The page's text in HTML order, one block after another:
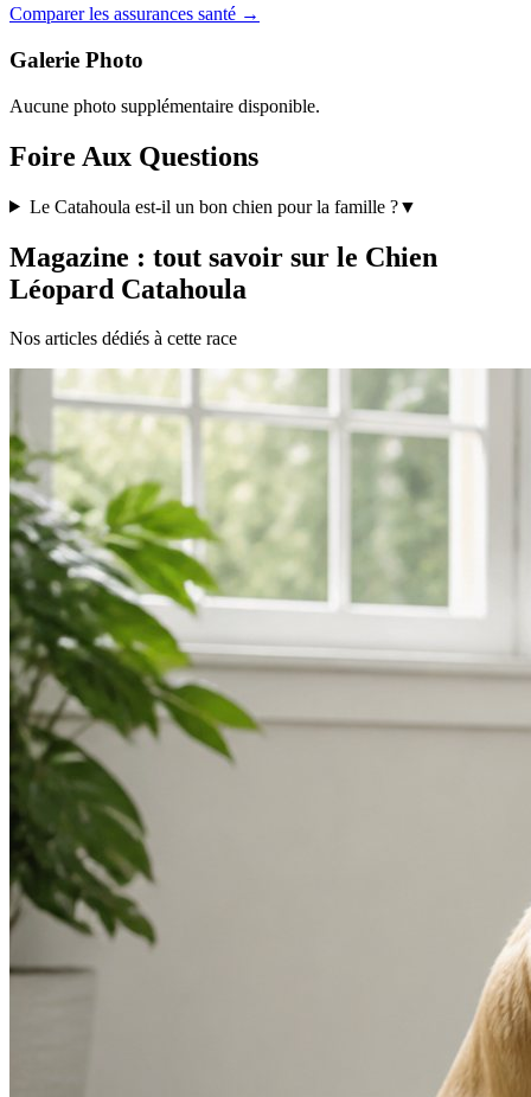
Comparer les assurances santé →
Galerie Photo
Aucune photo supplémentaire disponible.
Foire Aux Questions
Le Catahoula est-il un bon chien pour la famille ?▼
Magazine : tout savoir sur le Chien
Léopard Catahoula
Nos articles dédiés à cette race